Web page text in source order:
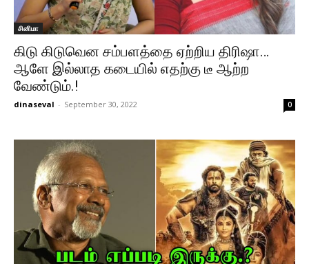
சினிமா
கிடு கிடுவென சம்பளத்தை ஏற்றிய திரிஷா…
ஆளே இல்லாத கடையில் எதற்கு டீ ஆற்ற
வேண்டும்.!
dinaseval - September 30, 2022 0